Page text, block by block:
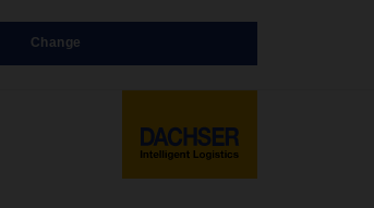
Change